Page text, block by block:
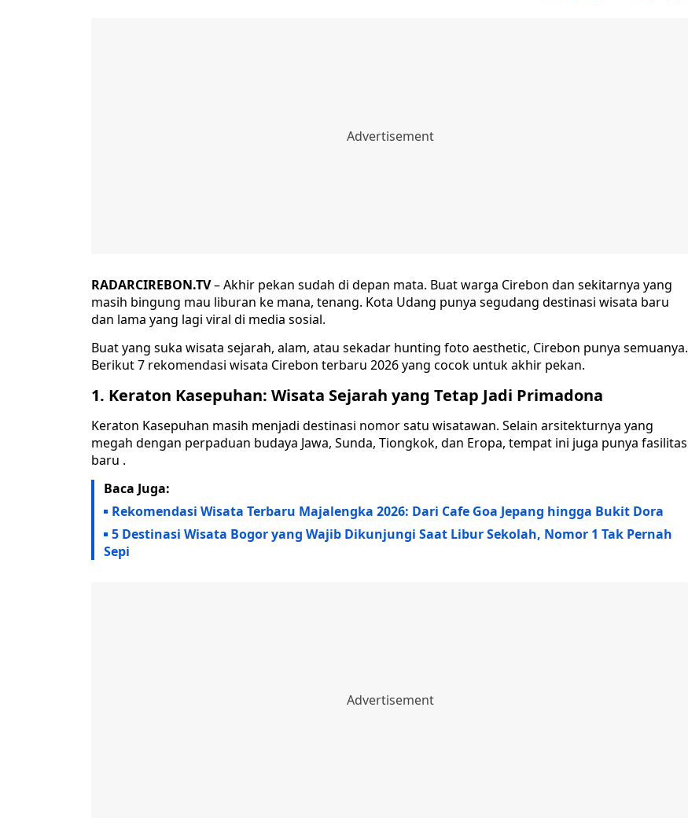
RADARCIREBON.TV– Akhir pekan sudah di depan mata. Buat warga Cirebon dan sekitarnya yang
masih bingung mau liburan ke mana, tenang. Kota Udang punya segudang destinasi wisata baru
dan lama yang lagi viral di media sosial.
Buat yang suka wisata sejarah, alam, atau sekadar hunting foto aesthetic, Cirebon punya semuanya.
Berikut 7 rekomendasi wisata Cirebon terbaru 2026 yang cocok untuk akhir pekan.
1. Keraton Kasepuhan: Wisata Sejarah yang Tetap Jadi Primadona
Keraton Kasepuhan masih menjadi destinasi nomor satu wisatawan. Selain arsitekturnya yang
megah dengan perpaduan budaya Jawa, Sunda, Tiongkok, dan Eropa, tempat ini juga punya fasilitas
baru .
Baca Juga:
Rekomendasi Wisata Terbaru Majalengka 2026: Dari Cafe Goa Jepang hingga Bukit Dora
5 Destinasi Wisata Bogor yang Wajib Dikunjungi Saat Libur Sekolah, Nomor 1 Tak Pernah
Sepi